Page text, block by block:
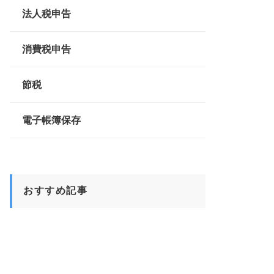
法人税申告
消費税申告
節税
電子帳簿保存
おすすめ記事